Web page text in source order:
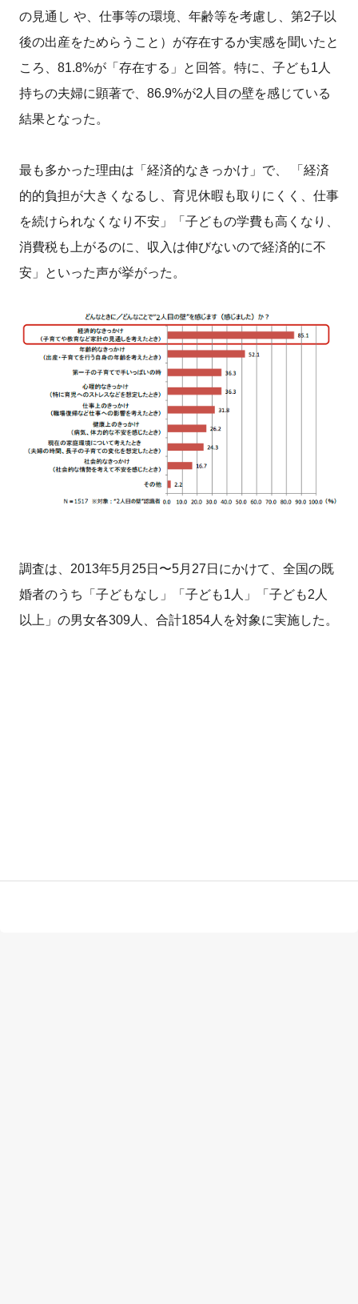
の見通し や、仕事等の環境、年齢等を考慮し、第2子以
後の出産をためらうこと）が存在するか実感を聞いたと
ころ、81.8%が「存在する」と回答。特に、子ども1人
持ちの夫婦に顕著で、86.9%が2人目の壁を感じている
結果となった。
最も多かった理由は「経済的なきっかけ」で、 「経済
的的負担が大きくなるし、育児休暇も取りにくく、仕事
を続けられなくなり不安」「子どもの学費も高くなり、
消費税も上がるのに、収入は伸びないので経済的に不
安」といった声が挙がった。
調査は、2013年5月25日〜5月27日にかけて、全国の既
婚者のうち「子どもなし」「子ども1人」「子ども2人
以上」の男女各309人、合計1854人を対象に実施した。